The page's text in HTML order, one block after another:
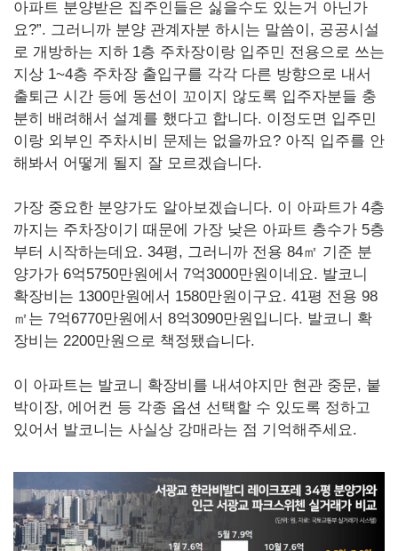
아파트 분양받은 집주인들은 싫을수도 있는거 아닌가
요?”. 그러니까 분양 관계자분 하시는 말씀이, 공공시설
로 개방하는 지하 1층 주차장이랑 입주민 전용으로 쓰는
지상 1~4층 주차장 출입구를 각각 다른 방향으로 내서
출퇴근 시간 등에 동선이 꼬이지 않도록 입주자분들 충
분히 배려해서 설계를 했다고 합니다. 이정도면 입주민
이랑 외부인 주차시비 문제는 없을까요? 아직 입주를 안
해봐서 어떻게 될지 잘 모르겠습니다.
가장 중요한 분양가도 알아보겠습니다. 이 아파트가 4층
까지는 주차장이기 때문에 가장 낮은 아파트 층수가 5층
부터 시작하는데요. 34평, 그러니까 전용 84㎡ 기준 분
양가가 6억5750만원에서 7억3000만원이네요. 발코니
확장비는 1300만원에서 1580만원이구요. 41평 전용 98
㎡는 7억6770만원에서 8억3090만원입니다. 발코니 확
장비는 2200만원으로 책정됐습니다.
이 아파트는 발코니 확장비를 내셔야지만 현관 중문, 붙
박이장, 에어컨 등 각종 옵션 선택할 수 있도록 정하고
있어서 발코니는 사실상 강매라는 점 기억해주세요.